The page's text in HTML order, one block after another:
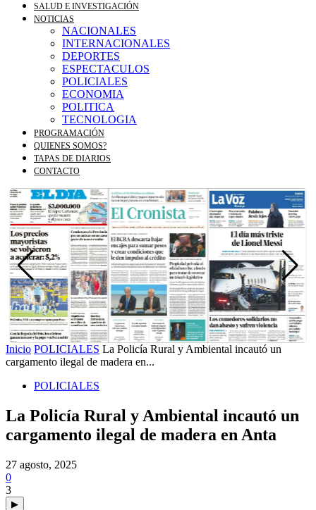
SALUD E INVESTIGACIÓN
NOTICIAS
NACIONALES
INTERNACIONALES
DEPORTES
ESPECTACULOS
POLICIALES
ECONOMIA
POLITICA
TECNOLOGIA
PROGRAMACIÓN
QUIENES SOMOS?
TAPAS DE DIARIOS
CONTACTO
Inicio POLICIALES La Policía Rural y Ambiental incautó un
cargamento ilegal de madera en...
POLICIALES
La Policía Rural y Ambiental incautó un
cargamento ilegal de madera en Anta
27 agosto, 2025
0
3
▶